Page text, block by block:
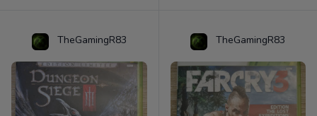
TheGamingR83 TheGamingR83